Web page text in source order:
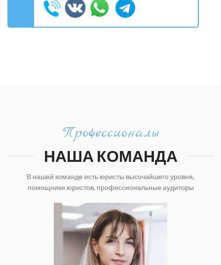
Профессионалы
НАША КОМАНДА
В нашей команде есть юристы высочайшего уровня,
помощники юристов, профессиональные аудиторы